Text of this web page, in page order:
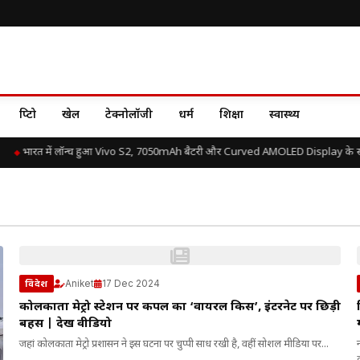
क्रिप्टो खेल टेक्नोलॉजी धर्म शिक्षा स्वास्थ्य
भारत में लॉन्च हुआ Vivo S2, 7050mAh बैटरी और Curved AMOLED Display के
विदेश Aniket 17 Dec 2024
कोलकाता मेट्रो स्टेशन पर कपल का ‘वायरल किस’, इंटरनेट पर छिड़ी
बहस | देखें वीडियो
जहां कोलकाता मेट्रो प्रशासन ने इस घटना पर चुप्पी साध रखी है, वहीं सोशल मीडिया पर...